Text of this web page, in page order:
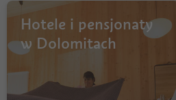
21
24
26
Hotele i pensjonaty
w Dolomitach